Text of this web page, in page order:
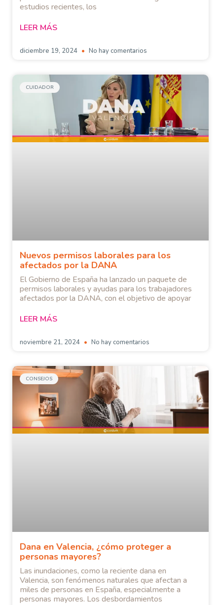
estudios recientes, los
LEER MÁS
diciembre 19, 2024 No hay comentarios
CUIDADOR
Nuevos permisos laborales para los
afectados por la DANA
El Gobierno de España ha lanzado un paquete de
permisos laborales y ayudas para los trabajadores
afectados por la DANA, con el objetivo de apoyar
LEER MÁS
noviembre 21, 2024 No hay comentarios
CONSEJOS
Dana en Valencia, ¿cómo proteger a
personas mayores?
Las inundaciones, como la reciente dana en
Valencia, son fenómenos naturales que afectan a
miles de personas en España, especialmente a
personas mayores. Los desbordamientos